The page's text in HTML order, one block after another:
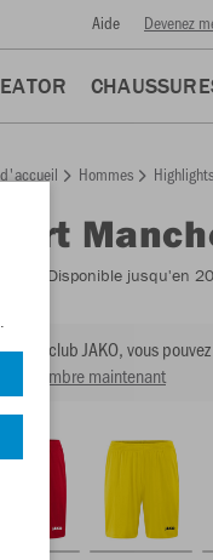
Aide Devenez
Hommes Highlights
- Disponible jusqu'en
du club JAKO, vous
membre maintenant